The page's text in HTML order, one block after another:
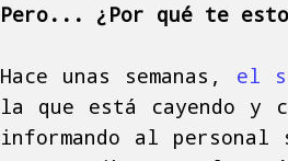
Pero... ¿Por qué te
Hace unas semanas, el
la que está cayendo y
informando al